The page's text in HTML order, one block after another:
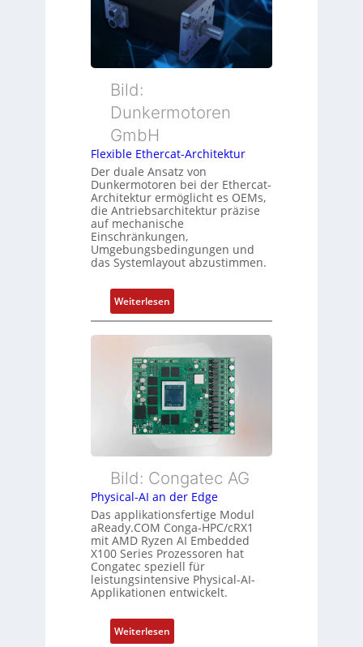
c
h
g
e
u
u
n
d
Z
u
s
t
d
b
e
r
w
a
u
n
g
t
e
y
s
o
r
g
t
f
ü
m
e
h
L
e
i
s
t
n
g
Bild:
Dunkermotoren
GmbH
Flexible Ethercat-Architektur
Der duale Ansatz von
Dunkermotoren bei der Ethercat-
Architektur ermöglicht es OEMs,
die Antriebsarchitektur präzise
auf mechanische
Einschränkungen,
Umgebungsbedingungen und
das Systemlayout abzustimmen.
Weiterlesen:
F
l
x
i
b
l
e
E
h
e
r
c
a
t
-
r
c
Bild: Congatec AG
Physical-AI an der Edge
Das applikationsfertige Modul
aReady.COM Conga-HPC/cRX1
mit AMD Ryzen AI Embedded
X100 Series Prozessoren hat
Congatec speziell für
leistungsintensive Physical-AI-
Applikationen entwickelt.
Weiterlesen: